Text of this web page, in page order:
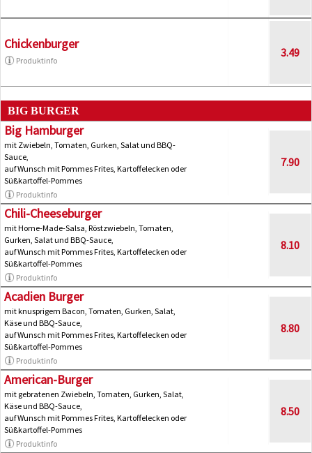
Chickenburger
Produktinfo
3.49
BIG BURGER
Big Hamburger
mit Zwiebeln, Tomaten, Gurken, Salat und BBQ-
Sauce,
auf Wunsch mit Pommes Frites, Kartoffelecken oder
Süßkartoffel-Pommes
Produktinfo
7.90
Chili-Cheeseburger
mit Home-Made-Salsa, Röstzwiebeln, Tomaten,
Gurken, Salat und BBQ-Sauce,
auf Wunsch mit Pommes Frites, Kartoffelecken oder
Süßkartoffel-Pommes
Produktinfo
8.10
Acadien Burger
mit knusprigem Bacon, Tomaten, Gurken, Salat,
Käse und BBQ-Sauce,
auf Wunsch mit Pommes Frites, Kartoffelecken oder
Süßkartoffel-Pommes
Produktinfo
8.80
American-Burger
mit gebratenen Zwiebeln, Tomaten, Gurken, Salat,
Käse und BBQ-Sauce,
auf Wunsch mit Pommes Frites, Kartoffelecken oder
Süßkartoffel-Pommes
Produktinfo
8.50